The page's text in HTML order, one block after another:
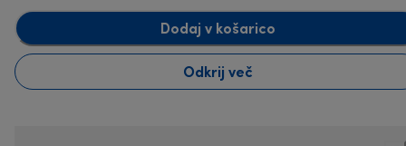
Dodaj v košarico
Odkrij več